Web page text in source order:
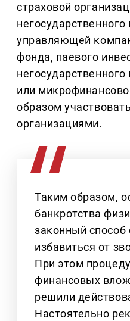
страховой
управляющей
фонда, паевого
или
образом
организациями.
Таким образом,
банкротства
законный способ
избавиться от
При этом
финансовых
решили
Настоятельно